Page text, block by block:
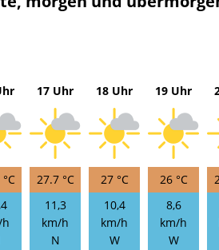
17 Uhr
27.7 °C
11,3
km/h
N
18 Uhr
27 °C
10,4
km/h
W
19 Uhr
26 °C
8,6
km/h
W